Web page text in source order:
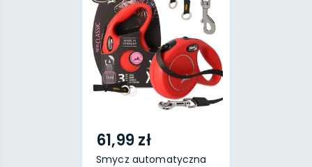
61,99 zł
Smycz automatyczna